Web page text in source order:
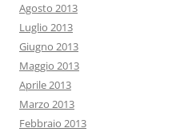
Agosto 2013
Luglio 2013
Giugno 2013
Maggio 2013
Aprile 2013
Marzo 2013
Febbraio 2013